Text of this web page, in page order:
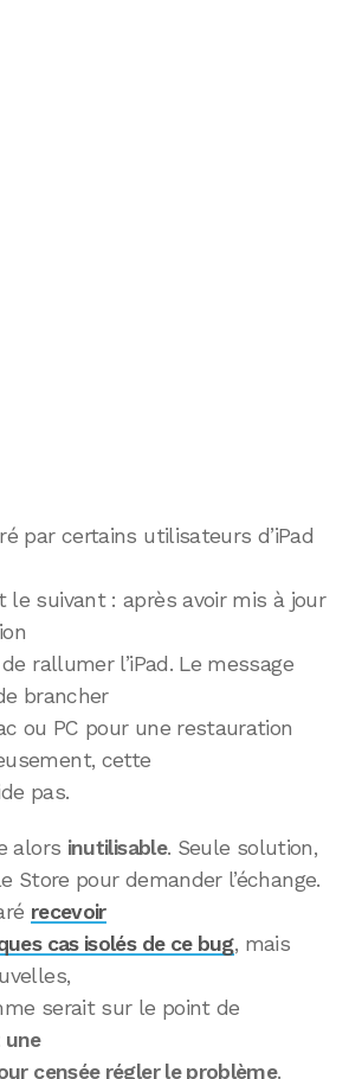
par certains utilisateurs d’iPad
le suivant : après avoir mis à jour
rallumer l’iPad. Le message
brancher
ou PC pour une restauration
cette
pas.
alors inutilisable. Seule solution,
Store pour demander l’échange.
recevoir
cas isolés de ce bug, mais
serait sur le point de
une
censée régler le problème.